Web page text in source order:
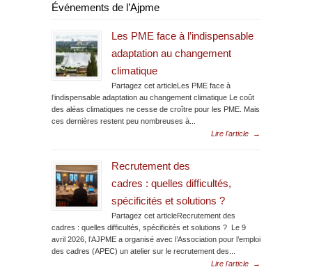
Événements de l’Ajpme
Les PME face à l’indispensable
adaptation au changement
climatique
Partagez cet articleLes PME face à
l’indispensable adaptation au changement climatique Le coût
des aléas climatiques ne cesse de croître pour les PME. Mais
ces dernières restent peu nombreuses à...
Lire l'article
→
Recrutement des
cadres : quelles difficultés,
spécificités et solutions ?
Partagez cet articleRecrutement des
cadres : quelles difficultés, spécificités et solutions ? Le 9
avril 2026, l’AJPME a organisé avec l’Association pour l’emploi
des cadres (APEC) un atelier sur le recrutement des...
Lire l'article
→